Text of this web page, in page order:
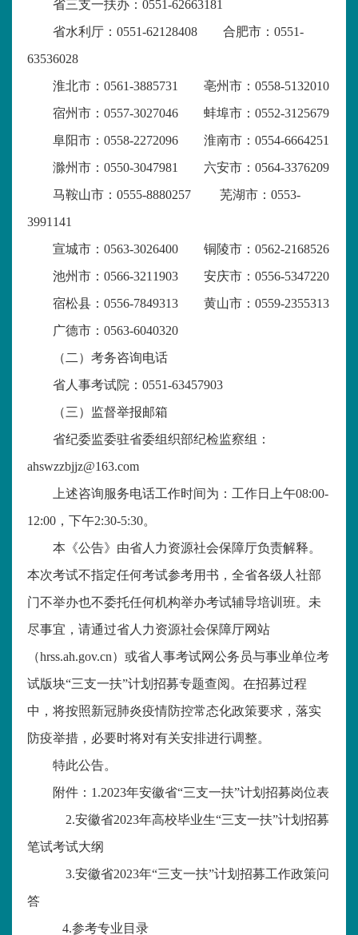
省三支一扶办：0551-62663181
省水利厅：0551-62128408 合肥市：0551-
63536028
淮北市：0561-3885731 亳州市：0558-5132010
宿州市：0557-3027046 蚌埠市：0552-3125679
阜阳市：0558-2272096 淮南市：0554-6664251
滁州市：0550-3047981 六安市：0564-3376209
马鞍山市：0555-8880257 芜湖市：0553-
3991141
宣城市：0563-3026400 铜陵市：0562-2168526
池州市：0566-3211903 安庆市：0556-5347220
宿松县：0556-7849313 黄山市：0559-2355313
广德市：0563-6040320
（二）考务咨询电话
省人事考试院：0551-63457903
（三）监督举报邮箱
省纪委监委驻省委组织部纪检监察组：
ahswzzbjjz@163.com
上述咨询服务电话工作时间为：工作日上午08:00-
12:00，下午2:30-5:30。
本《公告》由省人力资源社会保障厅负责解释。
本次考试不指定任何考试参考用书，全省各级人社部
门不举办也不委托任何机构举办考试辅导培训班。未
尽事宜，请通过省人力资源社会保障厅网站
（hrss.ah.gov.cn）或省人事考试网公务员与事业单位考
试版块“三支一扶”计划招募专题查阅。在招募过程
中，将按照新冠肺炎疫情防控常态化政策要求，落实
防疫举措，必要时将对有关安排进行调整。
特此公告。
附件： 1.2023年安徽省“三支一扶”计划招募岗位表
2.安徽省2023年高校毕业生“三支一扶”计划招募
笔试考试大纲
3.安徽省2023年“三支一扶”计划招募工作政策问
答
4.参考专业目录